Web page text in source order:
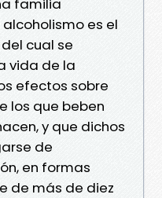
familia
es el
cual se
vida de la
efectos sobre
los que beben
y que dichos
de
en formas
de más de diez